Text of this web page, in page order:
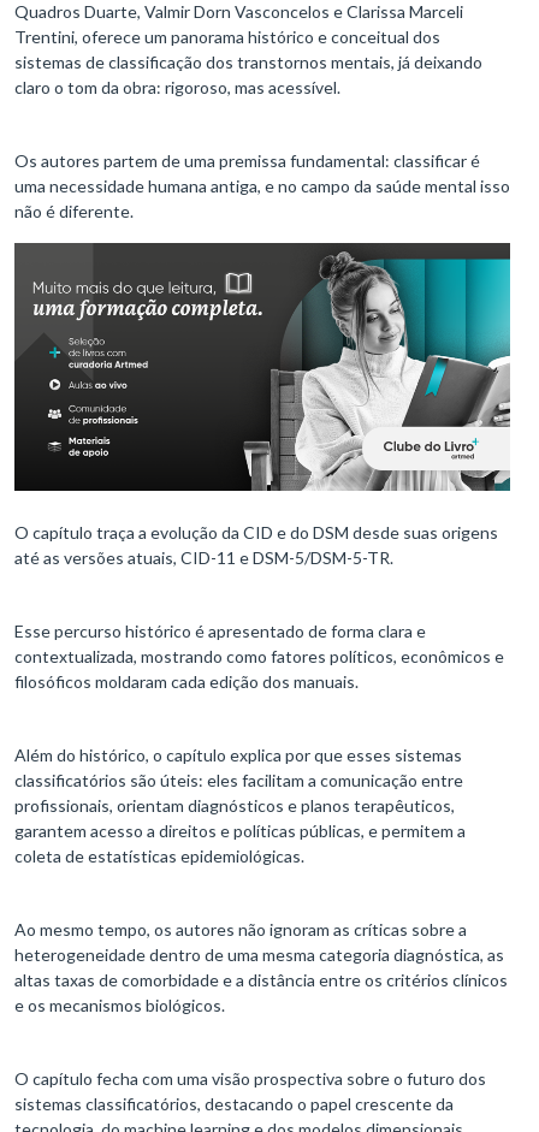
Quadros Duarte, Valmir Dorn Vasconcelos e Clarissa Marceli
Trentini, oferece um panorama histórico e conceitual dos
sistemas de classificação dos transtornos mentais, já deixando
claro o tom da obra: rigoroso, mas acessível.
Os autores partem de uma premissa fundamental: classificar é
uma necessidade humana antiga, e no campo da saúde mental isso
não é diferente.
O capítulo traça a evolução da CID e do DSM desde suas origens
até as versões atuais, CID-11 e DSM-5/DSM-5-TR.
Esse percurso histórico é apresentado de forma clara e
contextualizada, mostrando como fatores políticos, econômicos e
filosóficos moldaram cada edição dos manuais.
Além do histórico, o capítulo explica por que esses sistemas
classificatórios são úteis: eles facilitam a comunicação entre
profissionais, orientam diagnósticos e planos terapêuticos,
garantem acesso a direitos e políticas públicas, e permitem a
coleta de estatísticas epidemiológicas.
Ao mesmo tempo, os autores não ignoram as críticas sobre a
heterogeneidade dentro de uma mesma categoria diagnóstica, as
altas taxas de comorbidade e a distância entre os critérios clínicos
e os mecanismos biológicos.
O capítulo fecha com uma visão prospectiva sobre o futuro dos
sistemas classificatórios, destacando o papel crescente da